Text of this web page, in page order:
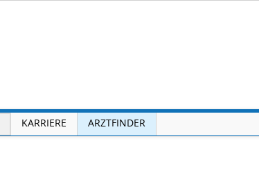
KARRIERE ARZTFINDER